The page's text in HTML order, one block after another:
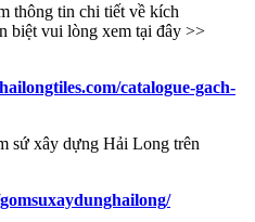
thông tin chi tiết về kích
biệt vui lòng xem tại đây >>
catalogue-gach-
sứ xây dựng Hải Long trên